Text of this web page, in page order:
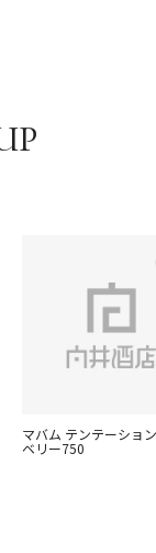
マバム テンテーショ
ベリー750